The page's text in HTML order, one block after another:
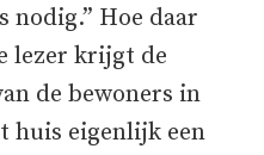
nodig.” Hoe daar
lezer krijgt de
de bewoners in
huis eigenlijk een